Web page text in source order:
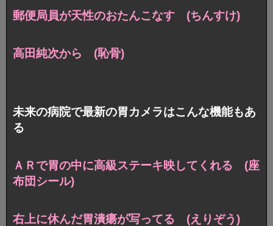
郵便局員が天性のおたんこなす (ちんすけ)
高田純次から (恥骨)
未来の病院で最新の胃カメラはこんな機能もあ
る
ＡＲで胃の中に高級ステーキ映してくれる (座
布団シール)
右上に休んだ胃潰瘍が写ってる (えりぞう)